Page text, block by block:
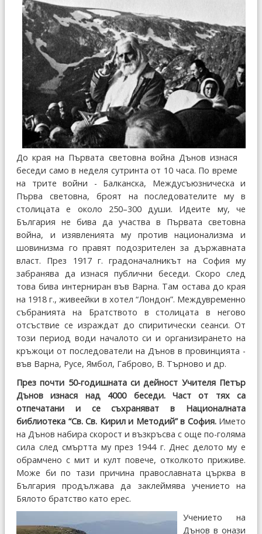
До края на Първата световна война Дънов изнася
беседи само в неделя сутринта от 10 часа. По време
на трите войни - Балканска, Междусъюзническа и
Първа световна, броят на последователите му в
столицата е около 250–300 души. Идеите му, че
България не бива да участва в Първата световна
война, и изявленията му против национализма и
шовинизма го правят подозрителен за държавната
власт. През 1917 г. градоначалникът на София му
забранява да изнася публични беседи. Скоро след
това бива интерниран във Варна. Там остава до края
на 1918 г., живеейки в хотел “Лондон”. Междувременно
събранията на Братството в столицата в негово
отсъствие се израждат до спиритически сеанси. От
този период води началото си и организирането на
кръжоци от последователи на Дънов в провинцията -
във Варна, Русе, Ямбол, Габрово, В. Търново и др.
През почти 50-годишната си дейност Учителя Петър
Дънов изнася над 4000 беседи. Част от тях са
отпечатани и се съхраняват в Националната
библиотека “Св. Св. Кирил и Методий” в София.Името
на Дънов набира скорост и възкръсва с още по-голяма
сила след смъртта му през 1944 г. Днес делото му е
обрамчено с мит и култ повече, отколкото приживе.
Може би по тази причина православната църква в
България продължава да заклеймява учението на
Бялото братство като ерес.
Учението на
Дънов в онази